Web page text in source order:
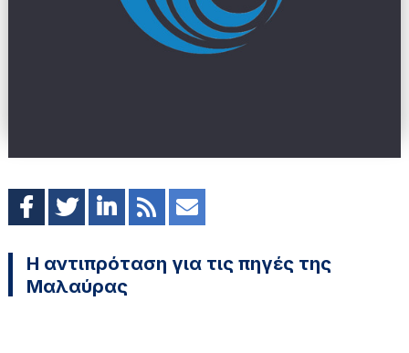
Η αντιπρόταση για τις πηγές της
Μαλαύρας